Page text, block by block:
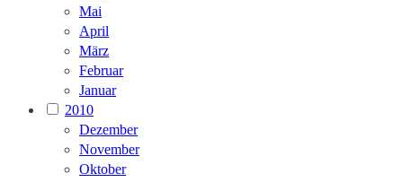
Mai
April
März
Februar
Januar
2010
Dezember
November
Oktober